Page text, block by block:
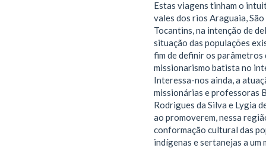
Estas viagens tinham o
vales dos rios Araguaia,
Tocantins, na intenção de
situação das populações
fim de definir os parâmetros
missionarismo batista no
Interessa-nos ainda, a
missionárias e professoras
Rodrigues da Silva e Lygia
ao promoverem, nessa
conformação cultural das
indígenas e sertanejas a um